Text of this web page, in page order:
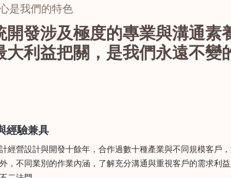
是我們的特色
發涉及極度的專業與溝通素
大利益把關，是我們永遠不變
經驗兼具
經營設計與開發十餘年，合作過數十種產業與不同規模客戶
，不同業別的作業內涵，了解充分溝通與重視客戶的需求利